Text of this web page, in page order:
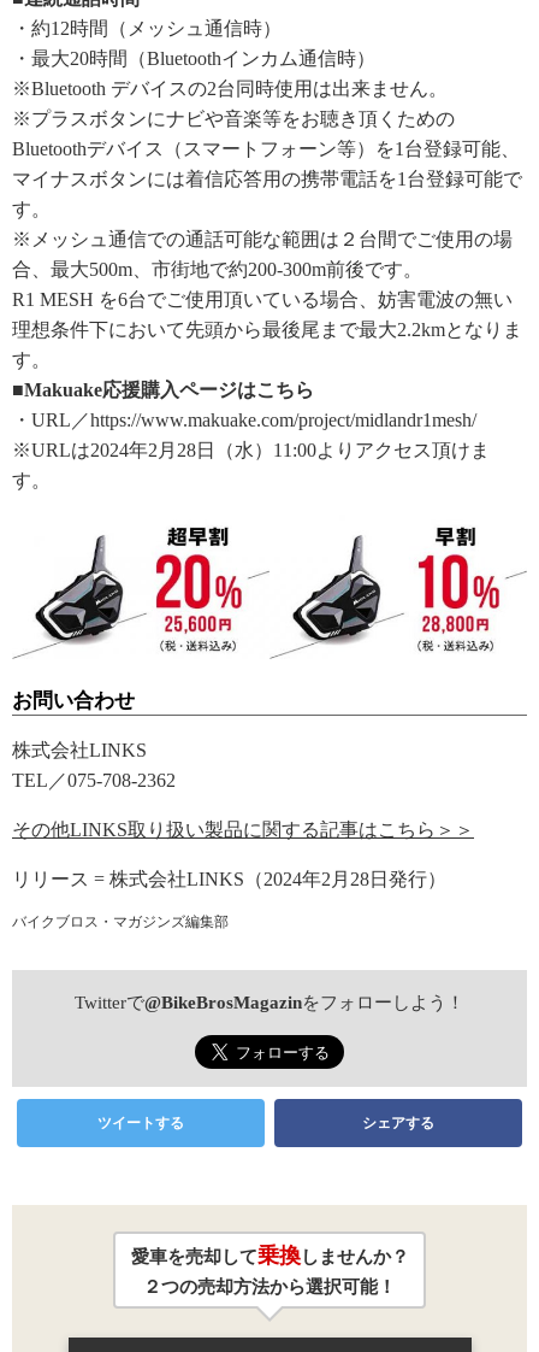
・約12時間（メッシュ通信時）
・最大20時間（Bluetoothインカム通信時）
※Bluetooth デバイスの2台同時使用は出来ません。
※プラスボタンにナビや音楽等をお聴き頂くための
Bluetoothデバイス（スマートフォーン等）を1台登録可能、
マイナスボタンには着信応答用の携帯電話を1台登録可能で
す。
※メッシュ通信での通話可能な範囲は２台間でご使用の場
合、最大500m、市街地で約200-300m前後です。
R1 MESH を6台でご使用頂いている場合、妨害電波の無い
理想条件下において先頭から最後尾まで最大2.2kmとなりま
す。
■Makuake応援購入ページはこちら
・URL／https://www.makuake.com/project/midlandr1mesh/
※URLは2024年2月28日（水）11:00よりアクセス頂けま
す。
お問い合わせ
株式会社LINKS
TEL／075-708-2362
その他LINKS取り扱い製品に関する記事はこちら＞＞
リリース = 株式会社LINKS（2024年2月28日発行）
バイクブロス・マガジンズ編集部
Twitterで@BikeBrosMagazinをフォローしよう！
ツイートする シェアする
愛車を売却して乗換しませんか？
２つの売却方法から選択可能！